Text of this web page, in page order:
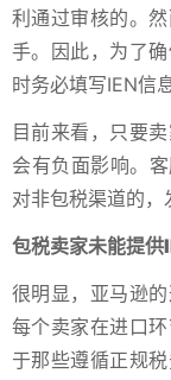
利通过审核的。
手。因此，为了
时务必填写IEN信息
目前来看，只要
会有负面影响。
对非包税渠道的，
包税卖家未能提供
很明显，亚马逊
每个卖家在进口
于那些遵循正规